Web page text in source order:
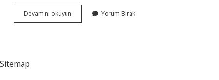
Devamını okuyun Belediye
Iktisadi
Yorum Bırak
Sitemap